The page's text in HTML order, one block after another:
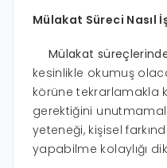
Mülakat Süreci Nasıl
Mülakat
kesinlikle okumuş
körüne tekrarlamakla
gerektiğini
yeteneği, kişisel
yapabilme kolaylığı